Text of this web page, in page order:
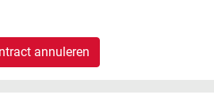
annuleren